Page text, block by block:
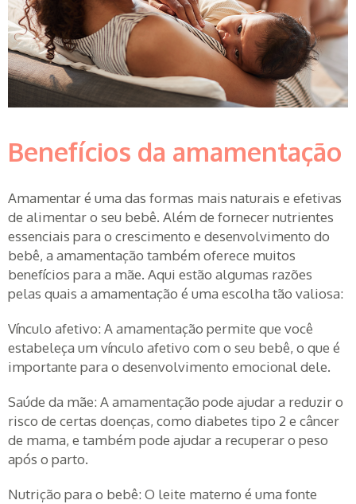
Benefícios da amamentação
Amamentar é uma das formas mais naturais e efetivas
de alimentar o seu bebê. Além de fornecer nutrientes
essenciais para o crescimento e desenvolvimento do
bebê, a amamentação também oferece muitos
benefícios para a mãe. Aqui estão algumas razões
pelas quais a amamentação é uma escolha tão valiosa:
Vínculo afetivo: A amamentação permite que você
estabeleça um vínculo afetivo com o seu bebê, o que é
importante para o desenvolvimento emocional dele.
Saúde da mãe: A amamentação pode ajudar a reduzir o
risco de certas doenças, como diabetes tipo 2 e câncer
de mama, e também pode ajudar a recuperar o peso
após o parto.
Nutrição para o bebê: O leite materno é uma fonte